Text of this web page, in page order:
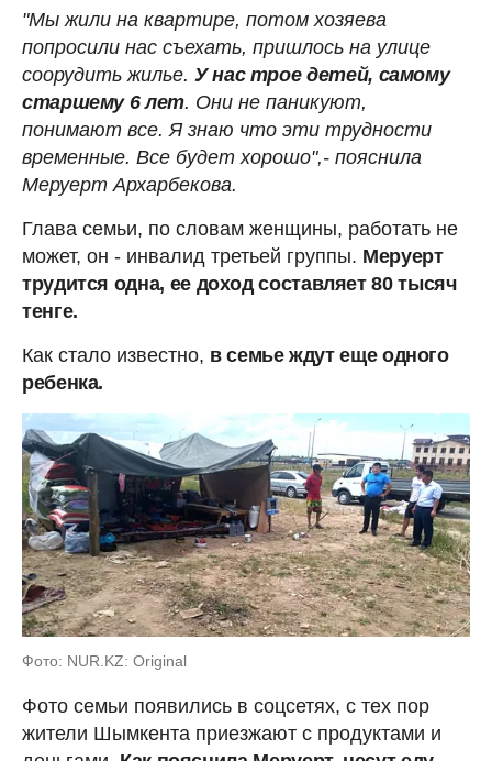
"Мы жили на квартире, потом хозяева
попросили нас съехать, пришлось на улице
соорудить жилье. У нас трое детей, самому
старшему 6 лет. Они не паникуют,
понимают все. Я знаю что эти трудности
временные. Все будет хорошо",- пояснила
Меруерт Архарбекова.
Глава семьи, по словам женщины, работать не
может, он - инвалид третьей группы. Меруерт
трудится одна, ее доход составляет 80 тысяч
тенге.
Как стало известно, в семье ждут еще одного
ребенка.
Фото: NUR.KZ: Original
Фото семьи появились в соцсетях, с тех пор
жители Шымкента приезжают с продуктами и